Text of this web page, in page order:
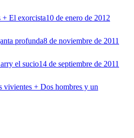
+ El exorcista10 de enero de 2012
profunda8 de noviembre de 2011
el sucio14 de septiembre de 2011
vivientes + Dos hombres y un